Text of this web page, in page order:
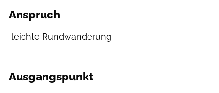
Anspruch
​ leichte Rundwanderung
Ausgangspunkt